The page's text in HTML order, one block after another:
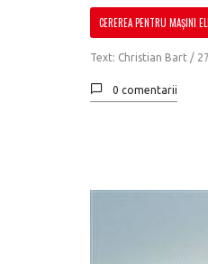
CEREREA PENTRU MAȘINI
Text: Christian Bart /
0 comentarii